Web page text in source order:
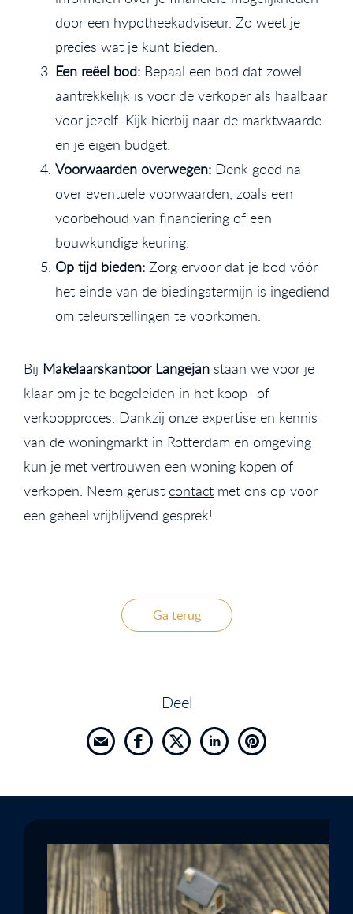
door een hypotheekadviseur. Zo weet je
precies wat je kunt bieden.
Een reëel bod: Bepaal een bod dat zowel
aantrekkelijk is voor de verkoper als haalbaar
voor jezelf. Kijk hierbij naar de marktwaarde
en je eigen budget.
Voorwaarden overwegen: Denk goed na
over eventuele voorwaarden, zoals een
voorbehoud van financiering of een
bouwkundige keuring.
Op tijd bieden: Zorg ervoor dat je bod vóór
het einde van de biedingstermijn is ingediend
om teleurstellingen te voorkomen.
Bij Makelaarskantoor Langejan staan we voor je
klaar om je te begeleiden in het koop- of
verkoopproces. Dankzij onze expertise en kennis
van de woningmarkt in Rotterdam en omgeving
kun je met vertrouwen een woning kopen of
verkopen. Neem gerust contact met ons op voor
een geheel vrijblijvend gesprek!
Ga terug
Deel